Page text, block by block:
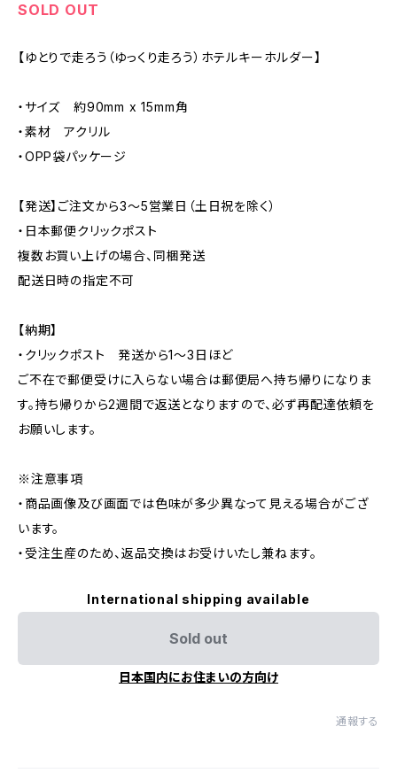
SOLD OUT
【ゆとりで走ろう（ゆっくり走ろう）ホテルキーホルダー】
・サイズ 約90mm x 15mm角
・素材 アクリル
・OPP袋パッケージ
【発送】ご注文から3〜5営業日（土日祝を除く）
・日本郵便クリックポスト
複数お買い上げの場合、同梱発送
配送日時の指定不可
【納期】
・クリックポスト 発送から1〜3日ほど
ご不在で郵便受けに入らない場合は郵便局へ持ち帰りになりま
す。持ち帰りから2週間で返送となりますので、必ず再配達依頼を
お願いします。
※注意事項
・商品画像及び画面では色味が多少異なって見える場合がござ
います。
・受注生産のため、返品交換はお受けいたし兼ねます。
International shipping available
Sold out
日本国内にお住まいの方向け
通報する